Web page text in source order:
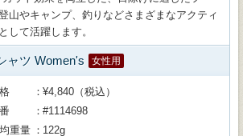
山やキャンプ、釣りなどさまざまなアクティ
して活躍します。
ャツ Women's 女性用
¥4,840（税込）
#1114698
重量
122g